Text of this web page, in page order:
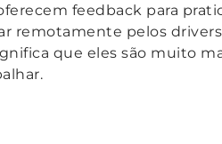
feedback para
remotamente pelos
que eles são muito